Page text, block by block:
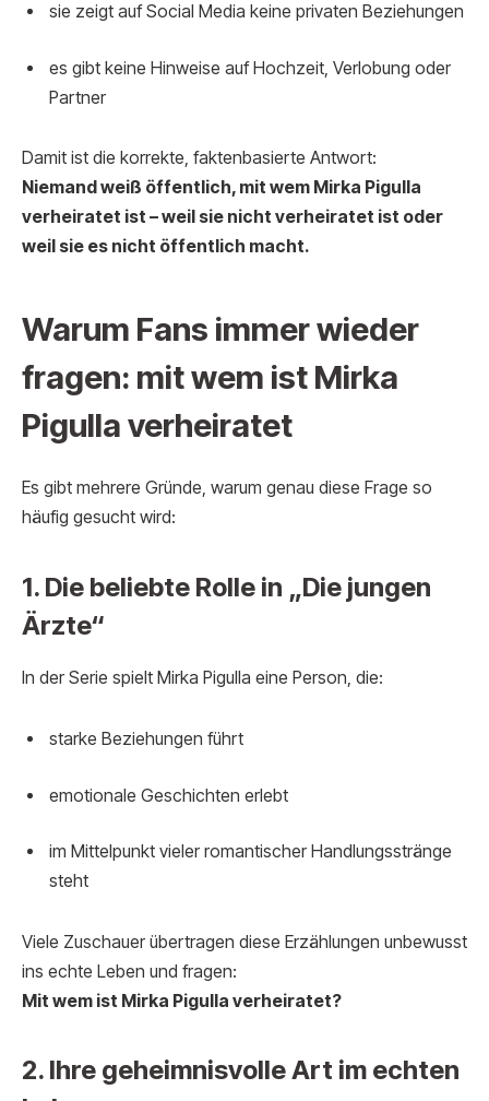
sie zeigt auf Social Media keine privaten Beziehungen
es gibt keine Hinweise auf Hochzeit, Verlobung oder
Partner
Damit ist die korrekte, faktenbasierte Antwort:
Niemand weiß öffentlich, mit wem Mirka Pigulla
verheiratet ist – weil sie nicht verheiratet ist oder
weil sie es nicht öffentlich macht.
Warum Fans immer wieder
fragen: mit wem ist Mirka
Pigulla verheiratet
Es gibt mehrere Gründe, warum genau diese Frage so
häufig gesucht wird:
1. Die beliebte Rolle in „Die jungen
Ärzte“
In der Serie spielt Mirka Pigulla eine Person, die:
starke Beziehungen führt
emotionale Geschichten erlebt
im Mittelpunkt vieler romantischer Handlungsstränge
steht
Viele Zuschauer übertragen diese Erzählungen unbewusst
ins echte Leben und fragen:
Mit wem ist Mirka Pigulla verheiratet?
2. Ihre geheimnisvolle Art im echten